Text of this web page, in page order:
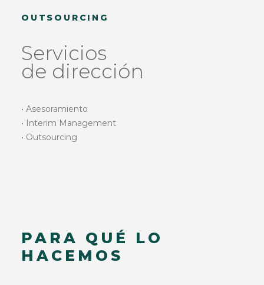
OUTSOURCING
Servicios
de dirección
• Asesoramiento
• Interim Management
• Outsourcing
PARA QUÉ LO
HACEMOS